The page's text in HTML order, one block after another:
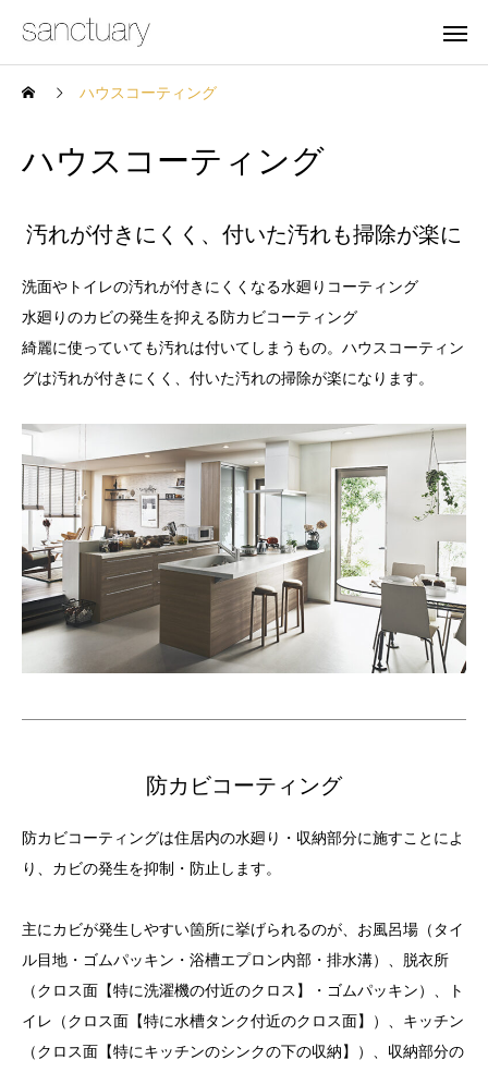
ハウスコーティング
ハウスコーティング
汚れが付きにくく、付いた汚れも掃除が楽に
洗面やトイレの汚れが付きにくくなる水廻りコーティング
水廻りのカビの発生を抑える防カビコーティング
綺麗に使っていても汚れは付いてしまうもの。ハウスコーティン
グは汚れが付きにくく、付いた汚れの掃除が楽になります。
防カビコーティング
防カビコーティングは住居内の水廻り・収納部分に施すことによ
り、カビの発生を抑制・防止します。
主にカビが発生しやすい箇所に挙げられるのが、お風呂場（タイ
ル目地・ゴムパッキン・浴槽エプロン内部・排水溝）、脱衣所
（クロス面【特に洗濯機の付近のクロス】・ゴムパッキン）、ト
イレ（クロス面【特に水槽タンク付近のクロス面】）、キッチン
（クロス面【特にキッチンのシンクの下の収納】）、収納部分の